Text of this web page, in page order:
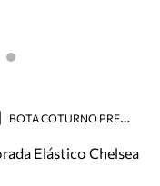
B
OTA COTURNO PRETA CANO MÉDIO TRATORADA ELÁSTICO CHELSEA
Elástico Chelsea